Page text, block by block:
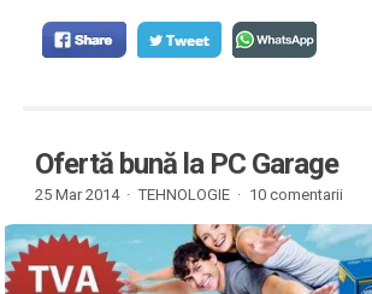
Ofertă bună la PC Garage
25 Mar 2014 · TEHNOLOGIE · 10 comentarii